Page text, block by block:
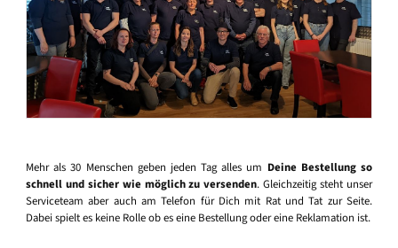
Mehr als 30 Menschen geben jeden Tag alles um Deine Bestellung so
schnell und sicher wie möglich zu versenden. Gleichzeitig steht unser
Serviceteam aber auch am Telefon für Dich mit Rat und Tat zur Seite.
Dabei spielt es keine Rolle ob es eine Bestellung oder eine Reklamation ist.